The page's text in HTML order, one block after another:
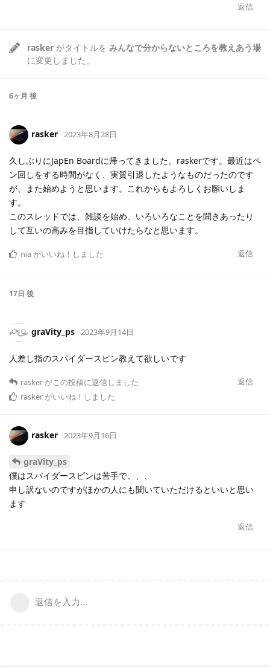
返信
rasker がタイトルを みんなで分からないところを教えあう場
に変更しました。
6ヶ月 後
rasker 2023年8月28日
久しぶりにJapEn Boardに帰ってきました。raskerです。最近はペ
ン回しをする時間がなく、実質引退したようなものだったのです
が、また始めようと思います。これからもよろしくお願いしま
す。
このスレッドでは、雑談を始め、いろいろなことを聞きあったり
して互いの高みを目指していけたらなと思います。
返信
nia がいいね！しました
17日 後
graVity_ps 2023年9月14日
人差し指のスパイダースピン教えて欲しいです
返信
rasker がこの投稿に返信しました
rasker がいいね！しました
rasker 2023年9月16日
graVity_ps
僕はスパイダースピンは苦手で、、、
申し訳ないのですがほかの人にも聞いていただけるといいと思い
ます
返信
返信を入力...